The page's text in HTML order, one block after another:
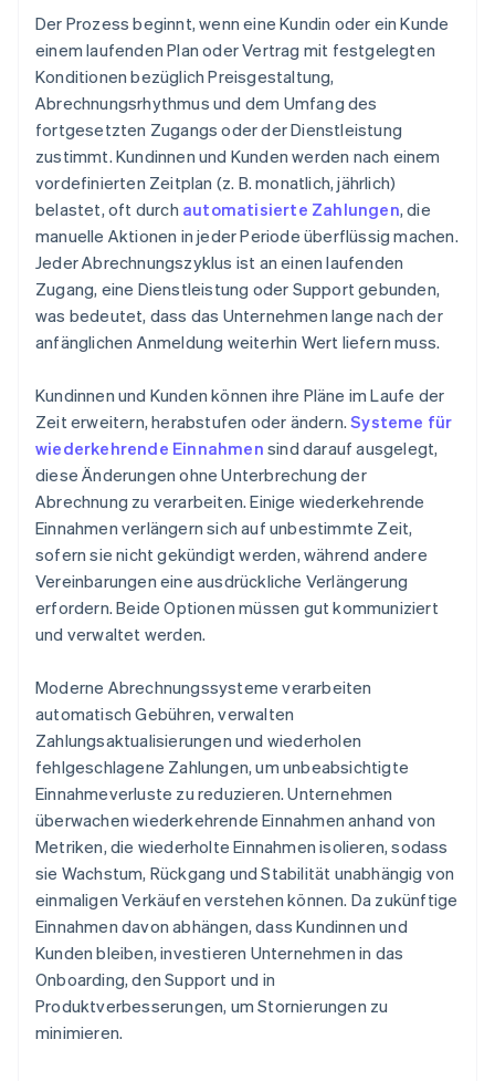
Der Prozess beginnt, wenn eine Kundin oder ein Kunde
einem laufenden Plan oder Vertrag mit festgelegten
Konditionen bezüglich Preisgestaltung,
Abrechnungsrhythmus und dem Umfang des
fortgesetzten Zugangs oder der Dienstleistung
zustimmt. Kundinnen und Kunden werden nach einem
vordefinierten Zeitplan (z. B. monatlich, jährlich)
belastet, oft durch automatisierte Zahlungen, die
manuelle Aktionen in jeder Periode überflüssig machen.
Jeder Abrechnungszyklus ist an einen laufenden
Zugang, eine Dienstleistung oder Support gebunden,
was bedeutet, dass das Unternehmen lange nach der
anfänglichen Anmeldung weiterhin Wert liefern muss.
Kundinnen und Kunden können ihre Pläne im Laufe der
Zeit erweitern, herabstufen oder ändern.Systeme für
wiederkehrende Einnahmen sind darauf ausgelegt,
diese Änderungen ohne Unterbrechung der
Abrechnung zu verarbeiten. Einige wiederkehrende
Einnahmen verlängern sich auf unbestimmte Zeit,
sofern sie nicht gekündigt werden, während andere
Vereinbarungen eine ausdrückliche Verlängerung
erfordern. Beide Optionen müssen gut kommuniziert
und verwaltet werden.
Moderne Abrechnungssysteme verarbeiten
automatisch Gebühren, verwalten
Zahlungsaktualisierungen und wiederholen
fehlgeschlagene Zahlungen, um unbeabsichtigte
Einnahmeverluste zu reduzieren. Unternehmen
überwachen wiederkehrende Einnahmen anhand von
Metriken, die wiederholte Einnahmen isolieren, sodass
sie Wachstum, Rückgang und Stabilität unabhängig von
einmaligen Verkäufen verstehen können. Da zukünftige
Einnahmen davon abhängen, dass Kundinnen und
Kunden bleiben, investieren Unternehmen in das
Onboarding, den Support und in
Produktverbesserungen, um Stornierungen zu
minimieren.